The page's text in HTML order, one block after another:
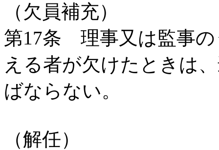
（欠員補充）
第17条 理事又は監事の
える者が欠けたときは
ばならない。
（解任）